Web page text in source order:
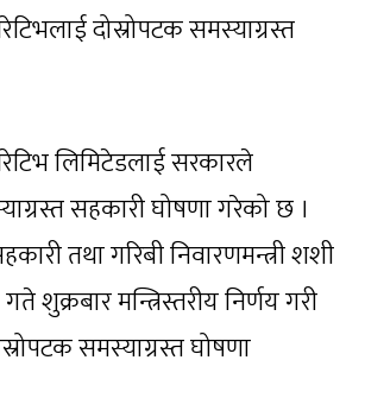
दोस्रोपटक समस्याग्रस्त
लिमिटेडलाई सरकारले
सहकारी घोषणा गरेको छ ।
तथा गरिबी निवारणमन्त्री शशी
शुक्रबार मन्त्रिस्तरीय निर्णय गरी
समस्याग्रस्त घोषणा